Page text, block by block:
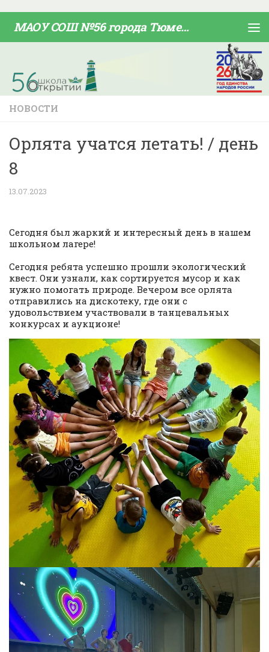
МАОУ СОШ №56 города Тюмени
НОВОСТИ
Орлята учатся летать! / день
8
13.07.2023
Сегодня был жаркий и интересный день в нашем
школьном лагере!
Сегодня ребята успешно прошли экологический
квест. Они узнали, как сортируется мусор и как
нужно помогать природе. Вечером все орлята
отправились на дискотеку, где они с
удовольствием участвовали в танцевальных
конкурсах и аукционе!